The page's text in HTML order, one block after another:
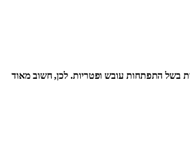
בשל התפתחות עובש ופטריות. לכן, חשוב מאוד